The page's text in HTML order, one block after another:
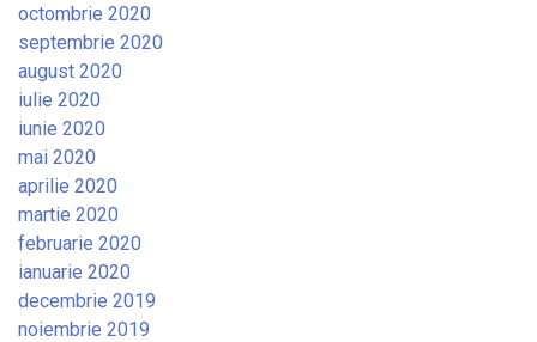
octombrie 2020
septembrie 2020
august 2020
iulie 2020
iunie 2020
mai 2020
aprilie 2020
martie 2020
februarie 2020
ianuarie 2020
decembrie 2019
noiembrie 2019